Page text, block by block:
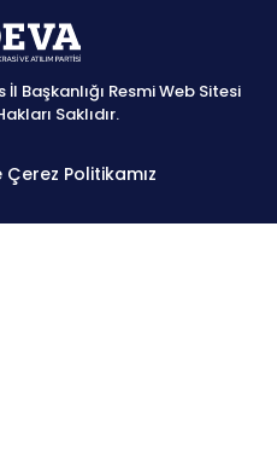
Başkanlığı Resmi Web Sitesi
Saklıdır.
Politikamız